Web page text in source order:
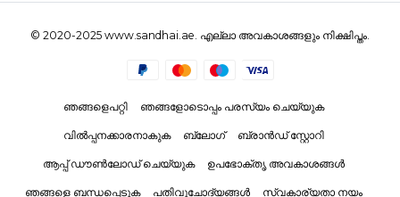
© 2020-2025 www.sandhai.ae. എല്ലാ അവകാശങ്ങളും നിക്ഷിപ്തം.
ഞങ്ങളെപറ്റി ഞങ്ങളോടൊപ്പം പരസ്യം ചെയ്യുക
വിൽപ്പനക്കാരനാകുക ബ്ലോഗ് ബ്രാൻഡ് സ്റ്റോറി
ആപ്പ് ഡൗൺലോഡ് ചെയ്യുക ഉപഭോക്തൃ അവകാശങ്ങൾ
ഞങ്ങളെ ബന്ധപ്പെടുക പതിവുചോദ്യങ്ങൾ സ്വകാര്യതാ നയം